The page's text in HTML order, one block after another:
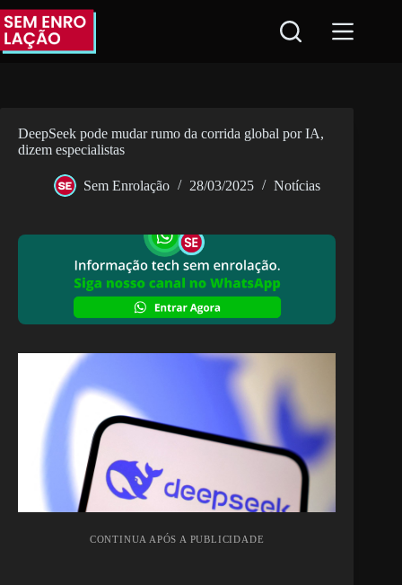
Pular
para
conteúdo
DeepSeek pode mudar rumo da corrida global por IA,
dizem especialistas
Sem Enrolação 28/03/2025 Notícias
CONTINUA APÓS A PUBLICIDADE